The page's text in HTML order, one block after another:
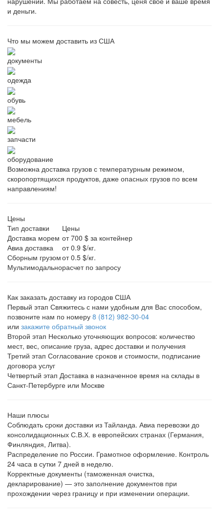
и деньги.
Что мы можем доставить из США
документы
одежда
обувь
мебель
запчасти
оборудование
Возможна доставка грузов с температурным режимом,
скоропортящихся продуктов, даже опасных грузов по всем
направлениям!
Цены
Тип доставки
Цены
Доставка морем от 700 $ за контейнер
Авиа доставка
от 0.9 $/кг.
Сборным грузомот 0.5 $/кг.
Мультимодальнорасчет по запросу
Как заказать доставку из городов США
Первый этап Свяжитесь с нами удобным для Вас способом,
позвоните нам по номеру 8 (812) 982-30-04
или закажите обратный звонок
Второй этап Несколько уточняющих вопросов: количество
мест, вес, описание груза, адрес доставки и получения
Третий этап Согласование сроков и стоимости, подписание
договора услуг
Четвертый этап Доставка в назначенное время на склады в
Санкт-Петербурге или Москве
Наши плюсы
Соблюдать сроки доставки из Тайланда. Авиа перевозки до
консолидационных С.В.Х. в европейских странах (Германия,
Финляндия, Литва).
Распределение по России. Грамотное оформление. Контроль
24 часа в сутки 7 дней в неделю.
Корректные документы (таможенная очистка,
декларирование) — это заполнение документов при
прохождении через границу и при изменении операции.